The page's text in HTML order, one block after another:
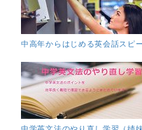
中高年からはじめる英会話スピ